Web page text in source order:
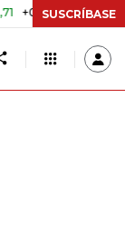
TASA DE
SUSCRÍBASE